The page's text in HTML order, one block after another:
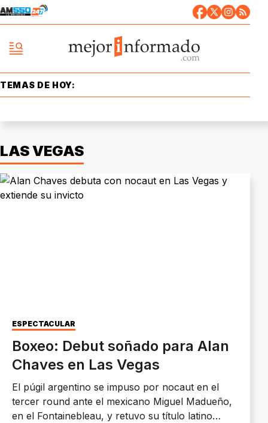
TEMAS DE HOY:
LAS VEGAS
ESPECTACULAR
Boxeo: Debut soñado para Alan
Chaves en Las Vegas
El púgil argentino se impuso por nocaut en el
tercer round ante el mexicano Miguel Madueño,
en el Fontainebleau, y retuvo su título latino